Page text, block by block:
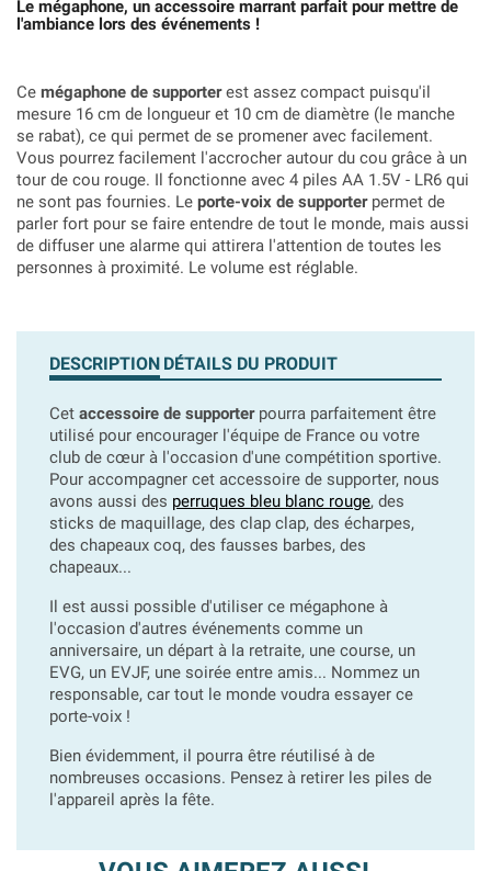
Le mégaphone, un accessoire marrant parfait pour mettre de
l'ambiance lors des événements !
Ce mégaphone de supporterest assez compact puisqu'il
mesure 16 cm de longueur et 10 cm de diamètre (le manche
se rabat), ce qui permet de se promener avec facilement.
Vous pourrez facilement l'accrocher autour du cou grâce à un
tour de cou rouge. Il fonctionne avec 4 piles AA 1.5V - LR6 qui
ne sont pas fournies. Le porte-voix de supporterpermet de
parler fort pour se faire entendre de tout le monde, mais aussi
de diffuser une alarme qui attirera l'attention de toutes les
personnes à proximité. Le volume est réglable.
DESCRIPTION DÉTAILS DU PRODUIT
Cet accessoire de supporterpourra parfaitement être
utilisé pour encourager l'équipe de France ou votre
club de cœur à l'occasion d'une compétition sportive.
Pour accompagner cet accessoire de supporter, nous
avons aussi des perruques bleu blanc rouge, des
sticks de maquillage, des clap clap, des écharpes,
des chapeaux coq, des fausses barbes, des
chapeaux...
Il est aussi possible d'utiliser ce mégaphone à
l'occasion d'autres événements comme un
anniversaire, un départ à la retraite, une course, un
EVG, un EVJF, une soirée entre amis... Nommez un
responsable, car tout le monde voudra essayer ce
porte-voix !
Bien évidemment, il pourra être réutilisé à de
nombreuses occasions. Pensez à retirer les piles de
l'appareil après la fête.